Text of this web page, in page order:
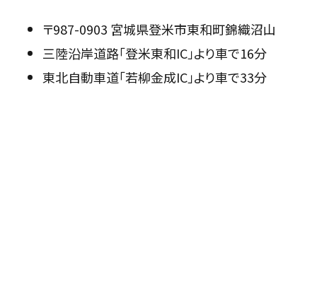
〒987-0903 宮城県登米市東和町錦織沼山
三陸沿岸道路「登米東和IC」より車で16分
東北自動車道「若柳金成IC」より車で33分